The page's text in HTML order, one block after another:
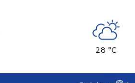
28 °C